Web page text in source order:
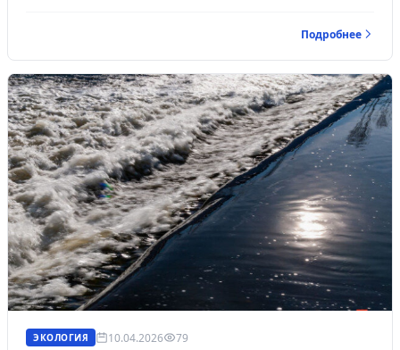
Подробнее
ЭКОЛОГИЯ 10.04.2026 79